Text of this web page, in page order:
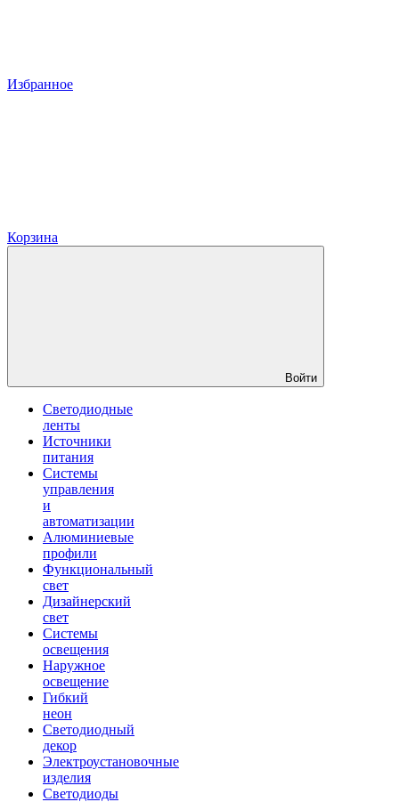
Избранное
Корзина
Войти
Светодиодные
ленты
Источники
питания
Системы
управления
и
автоматизации
Алюминиевые
профили
Функциональный
свет
Дизайнерский
свет
Системы
освещения
Наружное
освещение
Гибкий
неон
Светодиодный
декор
Электроустановочные
изделия
Светодиоды